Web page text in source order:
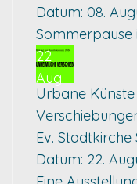
Datum: 08.
Sommerpause
22
Aug.
Urbane
Ev. Stadtkirche
Datum: 22.